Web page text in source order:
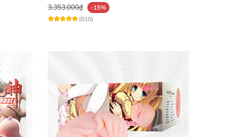
3.353.000₫
-15%
(810)